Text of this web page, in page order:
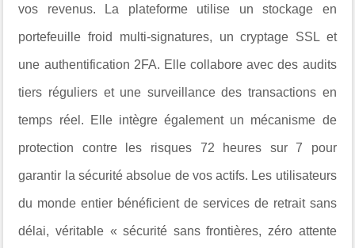
vos revenus. La plateforme utilise un stockage en
portefeuille froid multi-signatures, un cryptage SSL et
une authentification 2FA. Elle collabore avec des audits
tiers réguliers et une surveillance des transactions en
temps réel. Elle intègre également un mécanisme de
protection contre les risques 72 heures sur 7 pour
garantir la sécurité absolue de vos actifs. Les utilisateurs
du monde entier bénéficient de services de retrait sans
délai, véritable « sécurité sans frontières, zéro attente